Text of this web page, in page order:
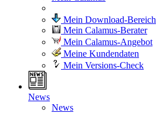
Mein Download-Bereich
Mein Calamus-Berater
Mein Calamus-Angebot
Meine Kundendaten
Mein Versions-Check
News
News